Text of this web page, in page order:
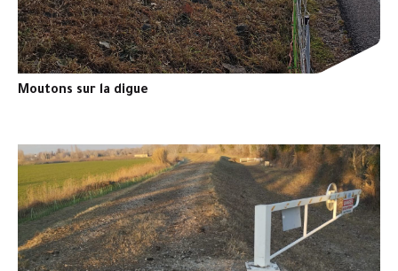
Moutons sur la digue